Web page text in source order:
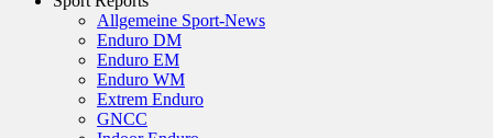
Allgemeine Sport-News
Enduro DM
Enduro EM
Enduro WM
Extrem Enduro
GNCC